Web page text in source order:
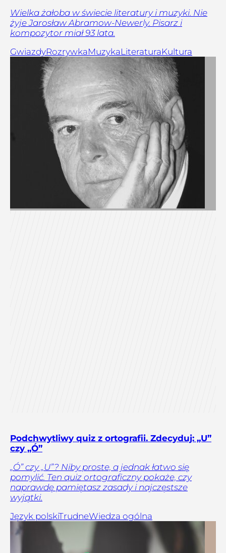
Wielka żałoba w świecie literatury i muzyki. Nie
żyje Jarosław Abramow-Newerly. Pisarz i
kompozytor miał 93 lata.
GwiazdyRozrywkaMuzykaLiteraturaKultura
Podchwytliwy quiz z ortografii. Zdecyduj: „U”
czy „Ó”
„Ó” czy „U”? Niby proste, a jednak łatwo się
pomylić. Ten quiz ortograficzny pokaże, czy
naprawdę pamiętasz zasady i najczęstsze
wyjątki.
Język polskiTrudneWiedza ogólna